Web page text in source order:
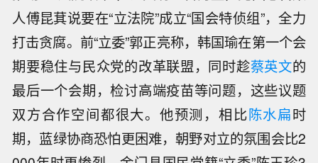
人傅昆萁说要在“立法院”成立“国会特侦组”，全力
打击贪腐。前“立委”郭正亮称，韩国瑜在第一个会
期要稳住与民众党的改革联盟，同时趁蔡英文的
最后一个会期，检讨高端疫苗等问题，这些议题
双方合作空间都很大。他预测，相比陈水扁时
期，蓝绿协商恐怕更困难，朝野对立的氛围会比2